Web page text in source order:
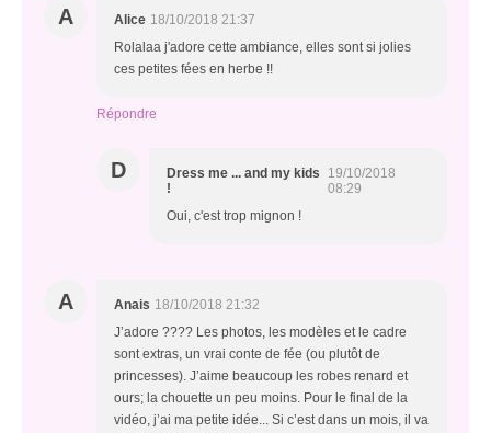
A Alice 18/10/2018 21:37
Rolalaa j'adore cette ambiance, elles sont si jolies
ces petites fées en herbe !!
Répondre
D
Dress me ... and my kids
!
19/10/2018
08:29
Oui, c'est trop mignon !
A Anais 18/10/2018 21:32
J’adore ???? Les photos, les modèles et le cadre
sont extras, un vrai conte de fée (ou plutôt de
princesses). J’aime beaucoup les robes renard et
ours; la chouette un peu moins. Pour le final de la
vidéo, j’ai ma petite idée... Si c’est dans un mois, il va